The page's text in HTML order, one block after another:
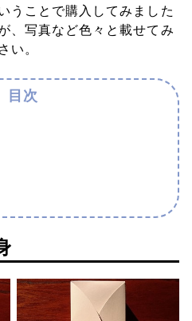
うことで購入してみました
、写真など色々と載せてみ
い。